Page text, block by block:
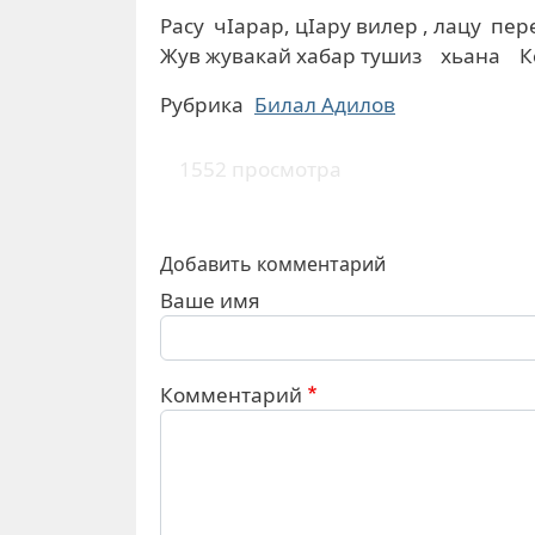
Расу чIарар, цIару вилер , лацу
Жув жувакай хабар тушиз хьана
Рубрика Билал Адилов
1552 просмотра
Добавить комментарий
Ваше имя
Комментарий